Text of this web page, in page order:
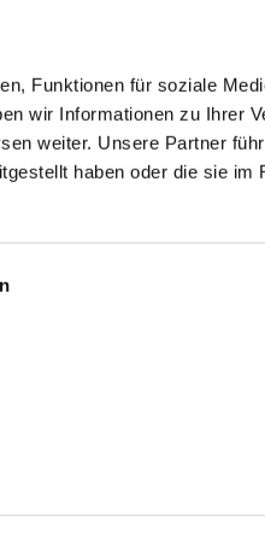
Funktionen für soziale
wir Informationen zu Ihrer
weiter. Unsere Partner
haben oder die sie im